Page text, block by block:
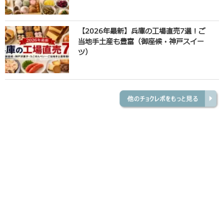
【2026年最新】兵庫の工場直売7選！ご
当地手土産も豊富（御座候・神戸スイー
ツ）